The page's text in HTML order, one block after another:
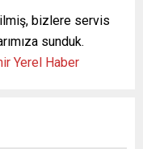
bizlere servis
sunduk.
Yerel Haber